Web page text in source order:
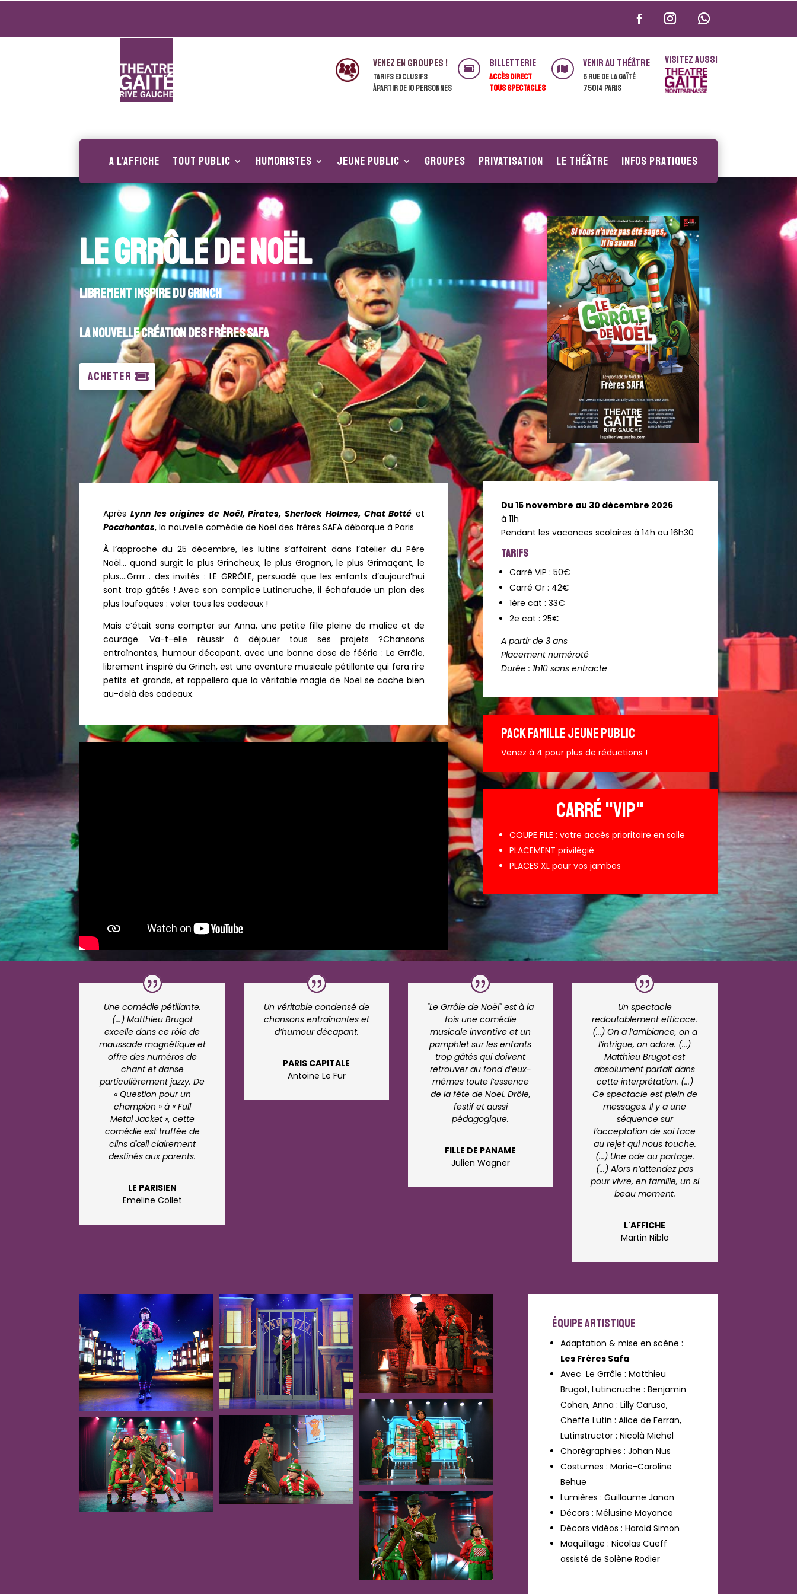
venez en groupes !
Tarifs exclusifs
àpartir de 10 personnes
 Billetterie
ACCÈS DIRECT
TOUS SPECTACLES
 Venir au théâtre
6 rue de la Gaîté
75014 Paris
VISITEZ AUSSI
A l’affiche Tout public HUMORISTES JEUNE PUBLIC Groupes Privatisation Le Théâtre Infos pratiques
Le grrôle de Noël
LIBREMENT INSPIRE DU GRINCH
LA NOUVELLE CRÉATION DES frères Safa
ACHETER
AprèsLynn les origines de Noël, Pirates, Sherlock Holmes, Chat Botté et
Pocahontas, la nouvelle comédie de Noël des frères SAFA débarque à Paris
À l’approche du 25 décembre, les lutins s’affairent dans l’atelier du Père
Noël… quand surgit le plus Grincheux, le plus Grognon, le plus Grimaçant, le
plus….Grrrr… des invités : LE GRRÔLE, persuadé que les enfants d’aujourd’hui
sont trop gâtés ! Avec son complice Lutincruche, il échafaude un plan des
plus loufoques : voler tous les cadeaux !
Mais c’était sans compter sur Anna, une petite fille pleine de malice et de
courage. Va-t-elle réussir à déjouer tous ses projets ?Chansons
entraînantes, humour décapant, avec une bonne dose de féérie : Le Grrôle,
librement inspiré du Grinch, est une aventure musicale pétillante qui fera rire
petits et grands, et rappellera que la véritable magie de Noël se cache bien
au-delà des cadeaux.
Du 15 novembre au 30 décembre 2026
à 11h
Pendant les vacances scolaires à 14h ou 16h30
TARIFS
Carré VIP : 50€
Carré Or : 42€
1ère cat : 33€
2e cat : 25€
A partir de 3 ans
Placement numéroté
Durée : 1h10 sans entracte
PACK FAMILLE JEUNE PUBLIC
Venez à 4 pour plus de réductions !
CARRÉ "VIP"
COUPE FILE : votre accès prioritaire en salle
PLACEMENT privilégié
PLACES XL pour vos jambes
Une comédie pétillante.
(...) Matthieu Brugot
excelle dans ce rôle de
maussade magnétique et
offre des numéros de
chant et danse
particulièrement jazzy. De
« Question pour un
champion » à « Full
Metal Jacket », cette
comédie est truffée de
clins d'œil clairement
destinés aux parents.
LE PARISIEN
Emeline Collet
Un véritable condensé de
chansons entraînantes et
d’humour décapant.
PARIS CAPITALE
Antoine Le Fur
"Le Grrôle de Noël" est à la
fois une comédie
musicale inventive et un
pamphlet sur les enfants
trop gâtés qui doivent
retrouver au fond d’eux-
mêmes toute l’essence
de la fête de Noël. Drôle,
festif et aussi
pédagogique.
FILLE DE PANAME
Julien Wagner
Un spectacle
redoutablement efficace.
(...) On a l’ambiance, on a
l’intrigue, on adore. (...)
Matthieu Brugot est
absolument parfait dans
cette interprétation. (...)
Ce spectacle est plein de
messages. Il y a une
séquence sur
l’acceptation de soi face
au rejet qui nous touche.
(...) Une ode au partage.
(...) Alors n’attendez pas
pour vivre, en famille, un si
beau moment.
L'AFFICHE
Martin Niblo
ÉQUIPE ARTISTIQUE
Adaptation & mise en scène :
Les Frères Safa
Avec Le Grrôle : Matthieu
Brugot, Lutincruche : Benjamin
Cohen, Anna : Lilly Caruso,
Cheffe Lutin : Alice de Ferran,
Lutinstructor : Nicolà Michel
Chorégraphies : Johan Nus
Costumes : Marie-Caroline
Behue
Lumières : Guillaume Janon
Décors : Mélusine Mayance
Décors vidéos : Harold Simon
Maquillage : Nicolas Cueff
assisté de Solène Rodier